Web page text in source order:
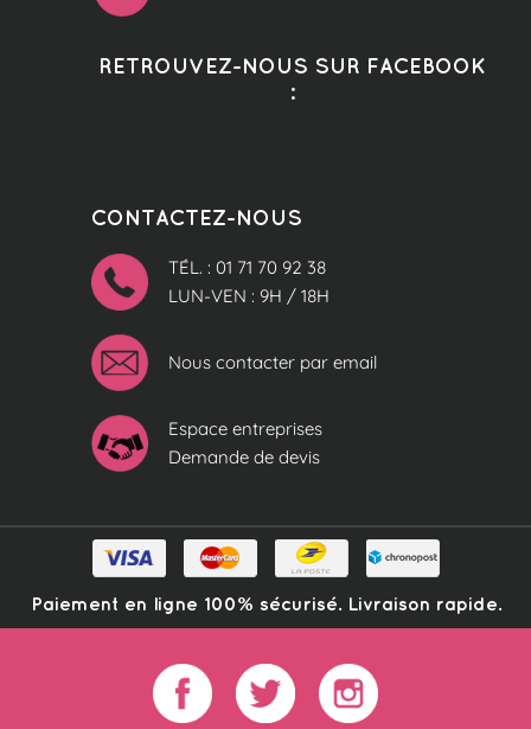
RETROUVEZ-NOUS SUR FACEBOOK
:
CONTACTEZ-NOUS
TÉL. : 01 71 70 92 38
LUN-VEN : 9H / 18H
Nous contacter par email
Espace entreprises
Demande de devis
Paiement en ligne 100% sécurisé. Livraison rapide.